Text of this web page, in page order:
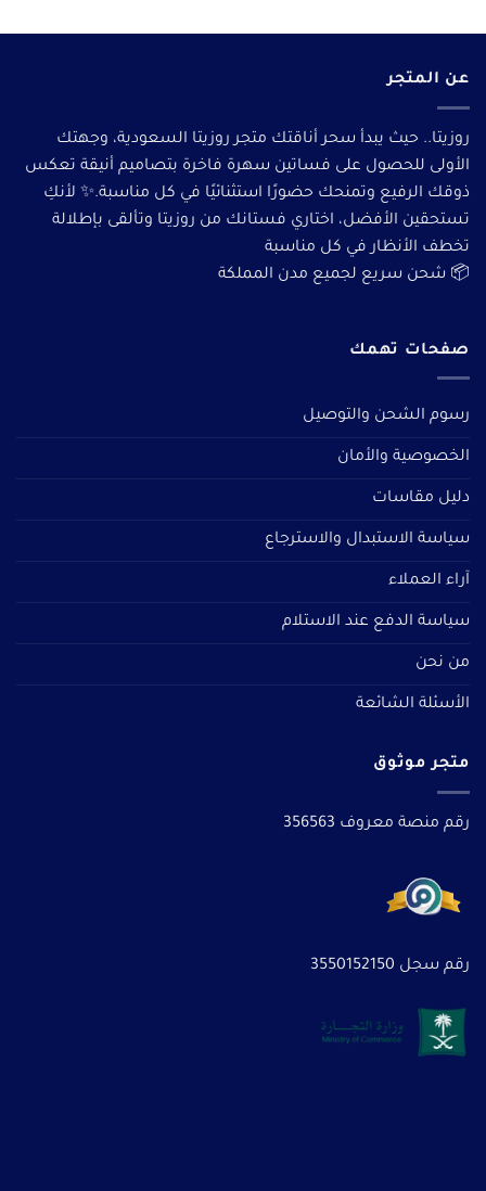
عن المتجر
روزيتا.. حيث يبدأ سحر أناقتك متجر روزيتا السعودية، وجهتك
الأولى للحصول على فساتين سهرة فاخرة بتصاميم أنيقة تعكس
ذوقك الرفيع وتمنحك حضورًا استثنائيًا في كل مناسبة.✨ لأنكِ
تستحقين الأفضل، اختاري فستانك من روزيتا وتألقى بإطلالة
تخطف الأنظار في كل مناسبة
📦 شحن سريع لجميع مدن المملكة
صفحات تهمك
رسوم الشحن والتوصيل
الخصوصية والأمان
دليل مقاسات
سياسة الاستبدال والاسترجاع
آراء العملاء
سياسة الدفع عند الاستلام
من نحن
الأسئلة الشائعة
متجر موثوق
رقم منصة معروف 356563
رقم سجل 3550152150